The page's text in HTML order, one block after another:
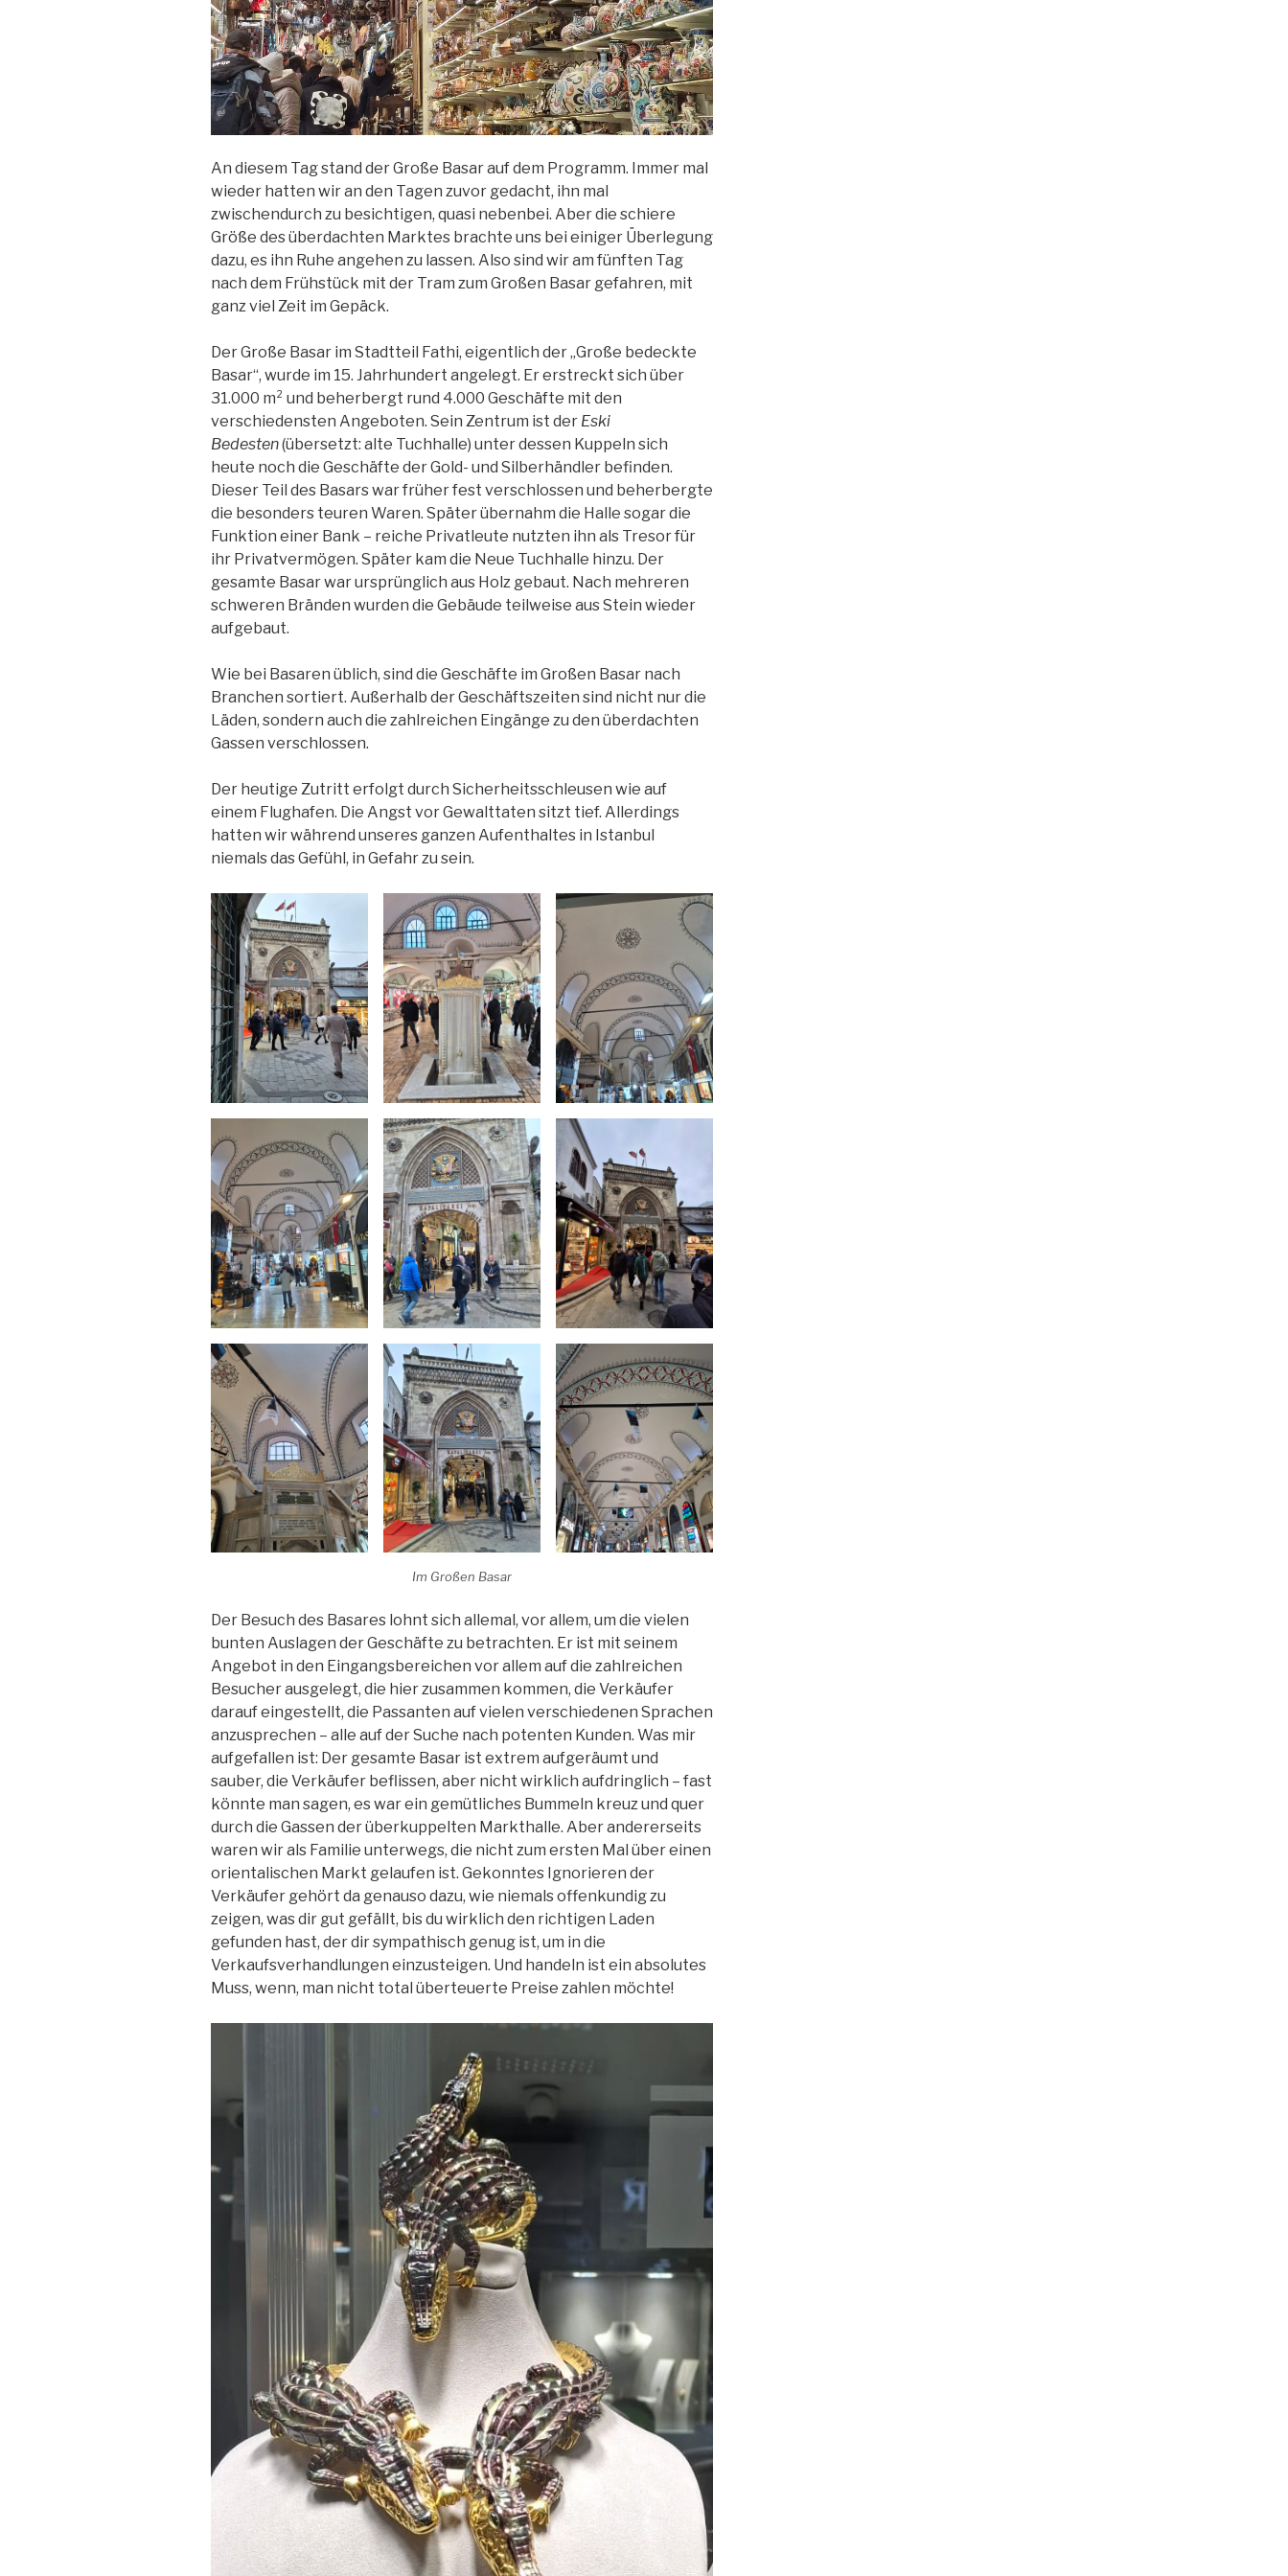
An diesem Tag stand der Große Basar auf dem Programm. Immer mal
wieder hatten wir an den Tagen zuvor gedacht, ihn mal
zwischendurch zu besichtigen, quasi nebenbei. Aber die schiere
Größe des überdachten Marktes brachte uns bei einiger Überlegung
dazu, es ihn Ruhe angehen zu lassen. Also sind wir am fünften Tag
nach dem Frühstück mit der Tram zum Großen Basar gefahren, mit
ganz viel Zeit im Gepäck.
Der Große Basar im Stadtteil Fathi, eigentlich der „Große bedeckte
Basar“, wurde im 15. Jahrhundert angelegt. Er erstreckt sich über
31.000 m² und beherbergt rund 4.000 Geschäfte mit den
verschiedensten Angeboten. Sein Zentrum ist der Eski
Bedesten(übersetzt: alte Tuchhalle) unter dessen Kuppeln sich
heute noch die Geschäfte der Gold- und Silberhändler befinden.
Dieser Teil des Basars war früher fest verschlossen und beherbergte
die besonders teuren Waren. Später übernahm die Halle sogar die
Funktion einer Bank – reiche Privatleute nutzten ihn als Tresor für
ihr Privatvermögen. Später kam die Neue Tuchhalle hinzu. Der
gesamte Basar war ursprünglich aus Holz gebaut. Nach mehreren
schweren Bränden wurden die Gebäude teilweise aus Stein wieder
aufgebaut.
Wie bei Basaren üblich, sind die Geschäfte im Großen Basar nach
Branchen sortiert. Außerhalb der Geschäftszeiten sind nicht nur die
Läden, sondern auch die zahlreichen Eingänge zu den überdachten
Gassen verschlossen.
Der heutige Zutritt erfolgt durch Sicherheitsschleusen wie auf
einem Flughafen. Die Angst vor Gewalttaten sitzt tief. Allerdings
hatten wir während unseres ganzen Aufenthaltes in Istanbul
niemals das Gefühl, in Gefahr zu sein.
Im Großen Basar
Der Besuch des Basares lohnt sich allemal, vor allem, um die vielen
bunten Auslagen der Geschäfte zu betrachten. Er ist mit seinem
Angebot in den Eingangsbereichen vor allem auf die zahlreichen
Besucher ausgelegt, die hier zusammen kommen, die Verkäufer
darauf eingestellt, die Passanten auf vielen verschiedenen Sprachen
anzusprechen – alle auf der Suche nach potenten Kunden. Was mir
aufgefallen ist: Der gesamte Basar ist extrem aufgeräumt und
sauber, die Verkäufer beflissen, aber nicht wirklich aufdringlich – fast
könnte man sagen, es war ein gemütliches Bummeln kreuz und quer
durch die Gassen der überkuppelten Markthalle. Aber andererseits
waren wir als Familie unterwegs, die nicht zum ersten Mal über einen
orientalischen Markt gelaufen ist. Gekonntes Ignorieren der
Verkäufer gehört da genauso dazu, wie niemals offenkundig zu
zeigen, was dir gut gefällt, bis du wirklich den richtigen Laden
gefunden hast, der dir sympathisch genug ist, um in die
Verkaufsverhandlungen einzusteigen. Und handeln ist ein absolutes
Muss, wenn, man nicht total überteuerte Preise zahlen möchte!